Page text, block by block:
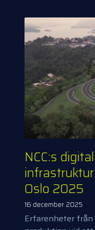
NCC:s
Oslo 2025
16 december 2025
Erfarenheter